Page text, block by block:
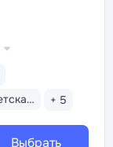
Детская анимация + 5
Выбрать